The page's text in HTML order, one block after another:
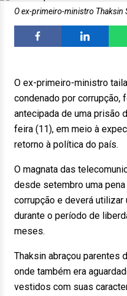
O ex-primeiro-ministro Thaksin
O ex-primeiro-ministro
condenado por corrupção,
antecipada de uma prisão
feira (11), em meio à
retorno à política do país.
O magnata das
desde setembro uma
corrupção e deverá
durante o período de
meses.
Thaksin abraçou parentes
onde também era
vestidos com suas